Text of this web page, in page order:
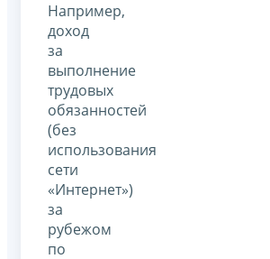
Например,
доход
за
выполнение
трудовых
обязанностей
(без
использования
сети
«Интернет»)
за
рубежом
по